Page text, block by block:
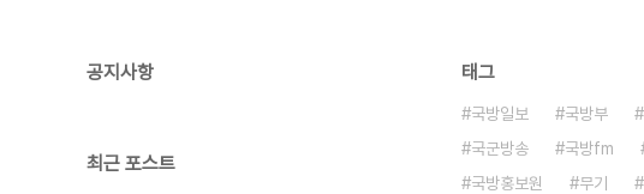
공지사항
최근 포스트
태그
국방일보 국방부
국군방송
국방fm
국방홍보원
무기